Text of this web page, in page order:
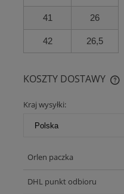
41 26
42 26,5
KOSZTY DOSTAWY
CENA NIE ZAWIERA
Kraj wysyłki:
Orlen paczka
DHL punkt odbioru